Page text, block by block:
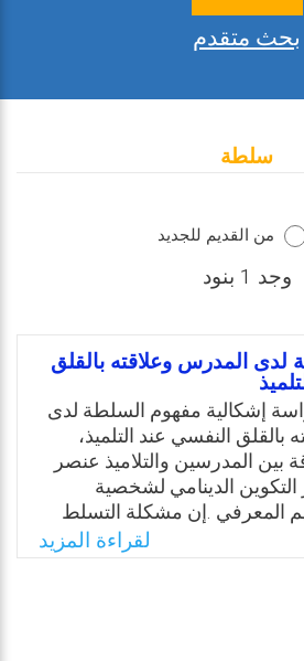
بحث متقدم
سلطة
من القديم للجديد
وجد 1 بنود
المدرس وعلاقته بالقلق
إشكالية مفهوم السلطة لدى
النفسي عند التلميذ،
بين المدرسين والتلاميذ عنصر
الدينامي لشخصية
المعرفي .إن مشكلة التسلط
مطروحة بشكل حاد في
فأحيانا يعاقب الطفل على
لقراءة المزيد